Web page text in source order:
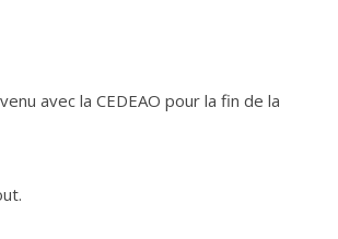
avec la CEDEAO pour la fin de la